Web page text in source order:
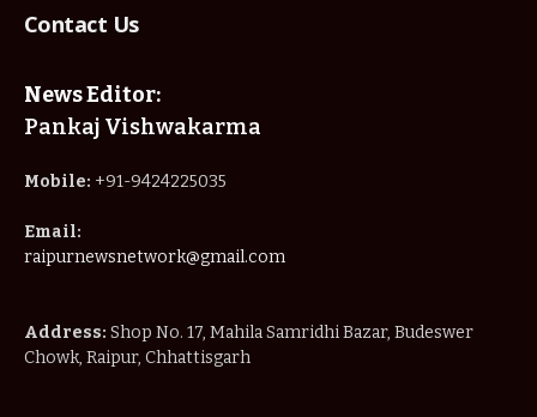
Contact Us
News Editor:
Pankaj Vishwakarma
Mobile: +91-9424225035
Email:
raipurnewsnetwork@gmail.com
Address: Shop No. 17, Mahila Samridhi Bazar, Budeswer
Chowk, Raipur, Chhattisgarh